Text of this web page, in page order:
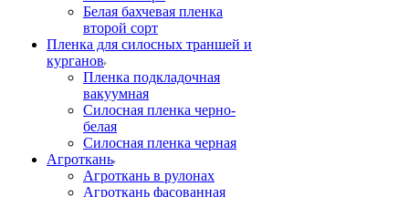
Белая бахчевая пленка
второй сорт
Пленка для силосных траншей и
курганов
Пленка подкладочная
вакуумная
Силосная пленка черно-
белая
Силосная пленка черная
Агроткань
Агроткань в рулонах
Агроткань фасованная